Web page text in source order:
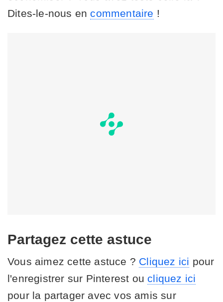
Dites-le-nous en commentaire !
Partagez cette astuce
Vous aimez cette astuce ? Cliquez ici pour
l'enregistrer sur Pinterest ou cliquez ici
pour la partager avec vos amis sur